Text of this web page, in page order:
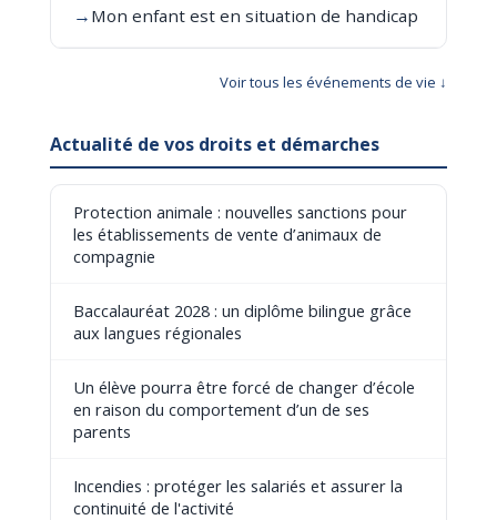
→ Mon enfant est en situation de handicap
Voir tous les événements de vie ↓
Actualité de vos droits et démarches
Protection animale : nouvelles sanctions pour
les établissements de vente d’animaux de
compagnie
Baccalauréat 2028 : un diplôme bilingue grâce
aux langues régionales
Un élève pourra être forcé de changer d’école
en raison du comportement d’un de ses
parents
Incendies : protéger les salariés et assurer la
continuité de l'activité